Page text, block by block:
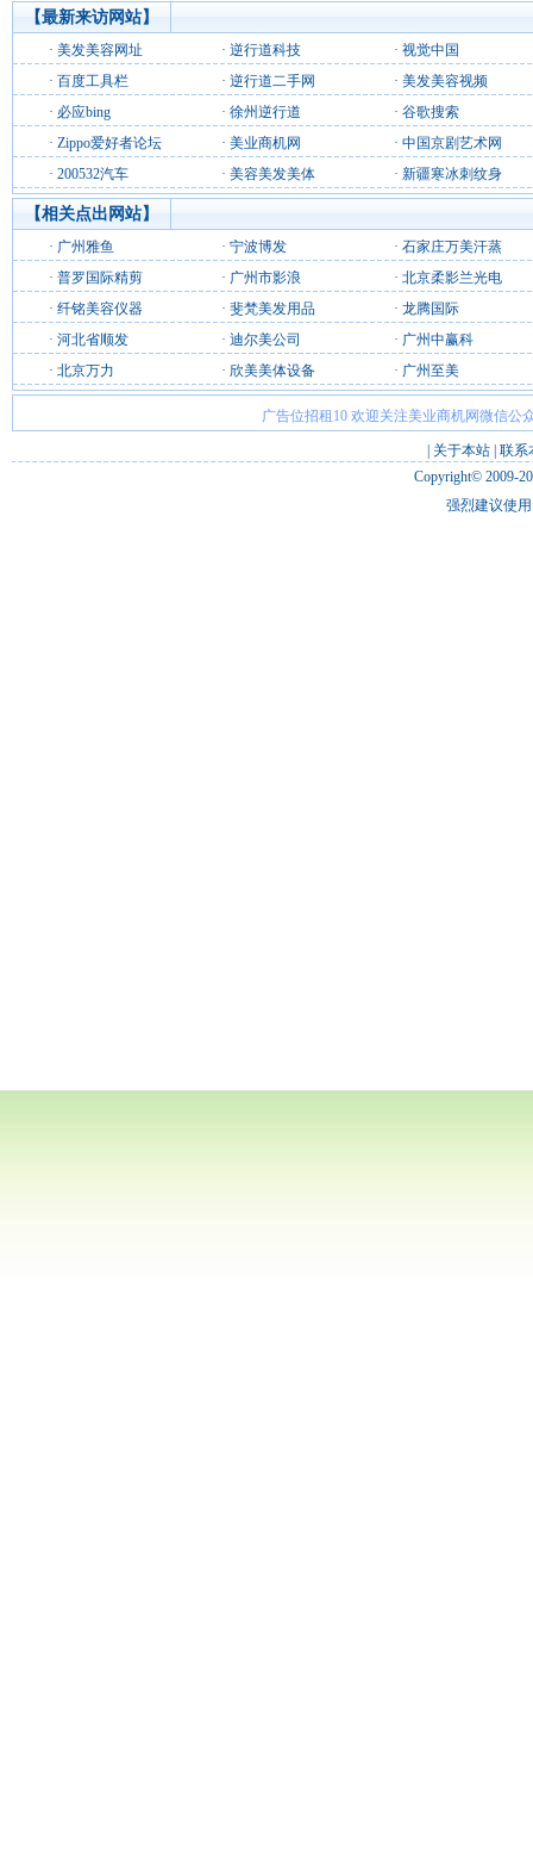
【最新来访网站】
· 美发美容网址 · 逆行道科技 · 视觉中国
· 百度工具栏 · 逆行道二手网 · 美发美容视频
· 必应bing · 徐州逆行道 · 谷歌搜索
· Zippo爱好者论坛 · 美业商机网 · 中国京剧艺术网
· 200532汽车 · 美容美发美体 · 新疆寒冰刺纹身
【相关点出网站】
· 广州雅鱼 · 宁波博发 · 石家庄万美汗蒸
· 普罗国际精剪 · 广州市影浪 · 北京柔影兰光电
· 纤铭美容仪器 · 斐梵美发用品 · 龙腾国际
· 河北省顺发 · 迪尔美公司 · 广州中赢科
· 北京万力 · 欣美美体设备 · 广州至美
广告位招租10 欢迎关注美业商机网微信公
关于本站 联系
Copyright© 2009-
强烈建议使